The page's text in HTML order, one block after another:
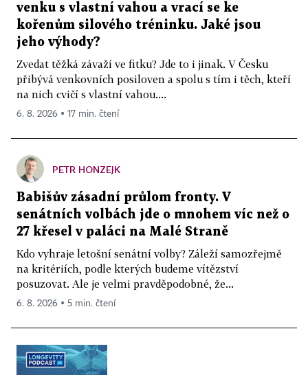
venku s vlastní vahou a vrací se ke
kořenům silového tréninku. Jaké jsou
jeho výhody?
Zvedat těžká závaží ve fitku? Jde to i jinak. V Česku
přibývá venkovních posiloven a spolu s tím i těch, kteří
na nich cvičí s vlastní vahou....
6. 8. 2026 ▪ 17 min. čtení
PETR HONZEJK
Babišův zásadní průlom fronty. V
senátních volbách jde o mnohem víc než o
27 křesel v paláci na Malé Straně
Kdo vyhraje letošní senátní volby? Záleží samozřejmě
na kritériích, podle kterých budeme vítězství
posuzovat. Ale je velmi pravděpodobné, že...
6. 8. 2026 ▪ 5 min. čtení